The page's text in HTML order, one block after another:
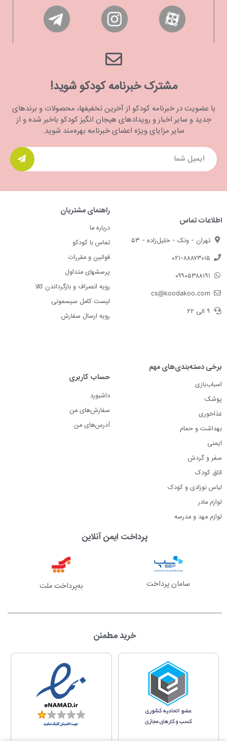
مشترک خبرنامه کودکو شوید!
با عضویت در خبرنامه کودکو از آخرین تخفیفها، محصولات و برندهای
جدید و سایر اخبار و رویدادهای هیجان انگیز کودکو باخبر شده و از
سایر مزایای ویژه اعضای خبرنامه بهره‌مند شوید.
اطلاعات تماس
تهران - ونک - خلیل‌زاده - ۵۳
۰۲۱-۸۸۸۷۳۰۱۵
۰۹۹۰۵۳۸۸۱۹۱
cs@koodakoo.com
۹ الی ۲۲
راهنمای مشتریان
درباره ما
تماس با کودکو
قوانین و مقررات
پرسشهای متداول
رویه انصراف و بازگرداندن کالا
لیست کامل سیسمونی
رویه ارسال سفارش
برخی دسته‌بندی‌های مهم
اسباب‌بازی
پوشک
غذاخوری
بهداشت و حمام
ایمنی
سفر و گردش
اتاق کودک
لباس نوزادی و کودک
لوازم مادر
لوازم مهد و مدرسه
حساب کاربری
داشبورد
سفارش‌های من
آدرس‌های من
پرداخت ایمن آنلاین
سامان پرداخت به‌پرداخت ملت
خرید مطمئن